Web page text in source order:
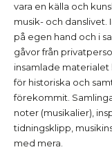
vara en källa och
musik- och
på egen hand och i
gåvor från
insamlade materialet
för historiska och
förekommit.
noter (musikalier),
tidningsklipp,
med mera.